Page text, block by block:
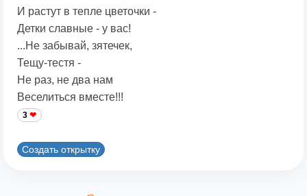
И растут в тепле цветочки -
Детки славные - у вас!
...Не забывай, зятечек,
Тещу-тестя -
Не раз, не два нам
Веселиться вместе!!!
3
Создать открытку